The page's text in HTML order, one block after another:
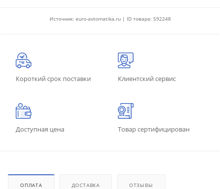
Источник: euro-avtomatika.ru | ID товара: 592248
Короткий срок поставки Клиентский сервис
Доступная цена Товар сертифицирован
ОПЛАТА ДОСТАВКА ОТЗЫВЫ